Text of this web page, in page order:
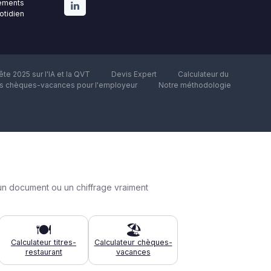
2025 sur l'IA et la QVT Devis Expert
Calculateur du
chèques-vacances pour l'employeur
Notre méthodologie
document ou un chiffrage vraiment
🍽️
Calculateur titres-
restaurant
🏖️
Calculateur chèques-
vacances